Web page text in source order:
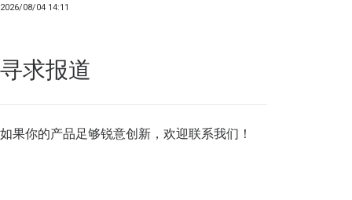
2026/08/04 14:11
寻求报道
如果你的产品足够锐意创新，欢迎联系我们 ！